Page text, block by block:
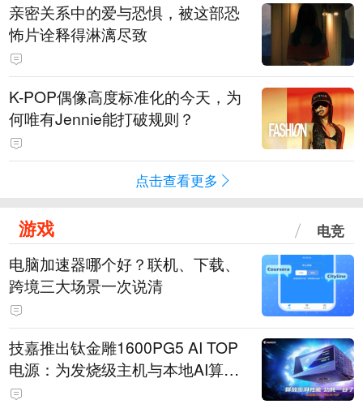
亲密关系中的爱与恐惧，被这部恐
怖片诠释得淋漓尽致
K-POP偶像高度标准化的今天，为
何唯有Jennie能打破规则？
点击查看更多
游戏 电竞
电脑加速器哪个好？联机、下载、
跨境三大场景一次说清
技嘉推出钛金雕1600PG5 AI TOP
电源：为发烧级主机与本地AI算力
打造旗舰供电方案